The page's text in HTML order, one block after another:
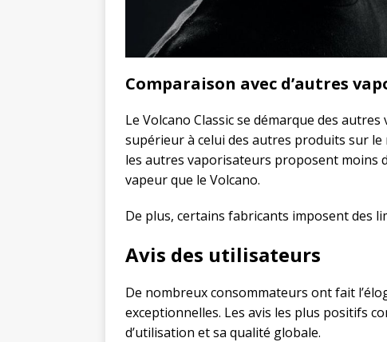
Comparaison avec d’autres
Le Volcano Classic se démarque des
supérieur à celui des autres produits sur
les autres vaporisateurs proposent moins
vapeur que le Volcano.
De plus, certains fabricants imposent des
Avis des utilisateurs
De nombreux consommateurs ont fait
exceptionnelles. Les avis les plus positifs
d’utilisation et sa qualité globale.